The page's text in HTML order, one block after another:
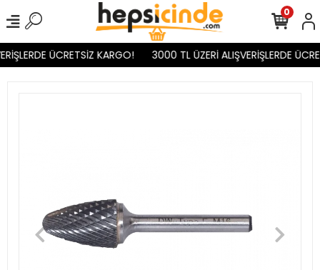
ÜCRETSİZ KARGO! 3000 TL ÜZERİ ALIŞVERİŞLERDE
0